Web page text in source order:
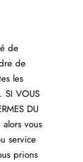
de
de
les
SI VOUS
DU
alors vous
service
prions